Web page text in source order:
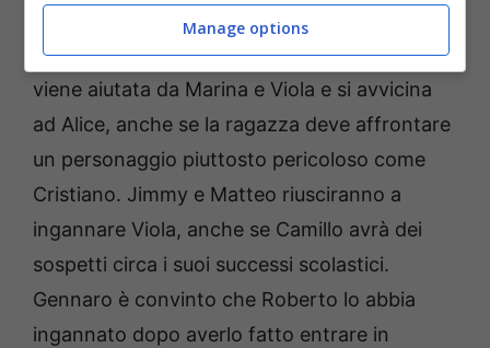
dopo la vacanza a Torino, ma
qualcuno li terrà sulle spine…Elena, invece,
viene aiutata da Marina e Viola e si avvicina
ad Alice, anche se la ragazza deve affrontare
un personaggio piuttosto pericoloso come
Cristiano. Jimmy e Matteo riusciranno a
ingannare Viola, anche se Camillo avrà dei
sospetti circa i suoi successi scolastici.
Gennaro è convinto che Roberto lo abbia
ingannato dopo averlo fatto entrare in
Manage options